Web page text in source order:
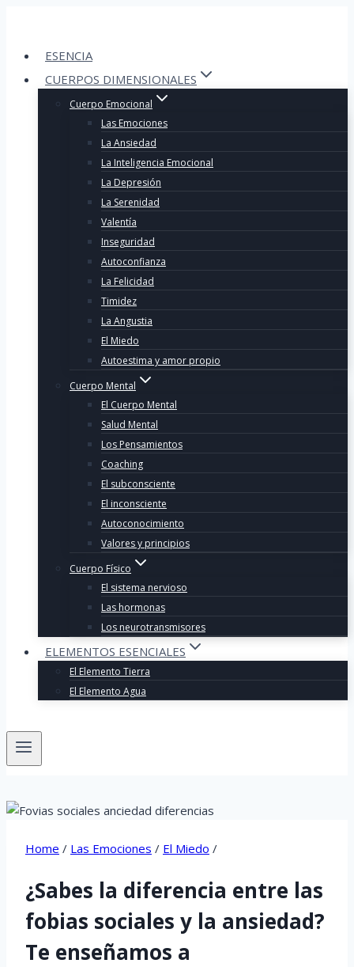
contentESENCIA
CUERPOS DIMENSIONALES
Cuerpo Emocional
Las Emociones
La Ansiedad
La Inteligencia Emocional
La Depresión
La Serenidad
Valentía
Inseguridad
Autoconfianza
La Felicidad
Timidez
La Angustia
El Miedo
Autoestima y amor propio
Cuerpo Mental
El Cuerpo Mental
Salud Mental
Los Pensamientos
Coaching
El subconsciente
El inconsciente
Autoconocimiento
Valores y principios
Cuerpo Físico
El sistema nervioso
Las hormonas
Los neurotransmisores
ELEMENTOS ESENCIALES
El Elemento Tierra
El Elemento Agua
Home / Las Emociones / El Miedo /
¿Sabes la diferencia entre las
fobias sociales y la ansiedad?
Te enseñamos a